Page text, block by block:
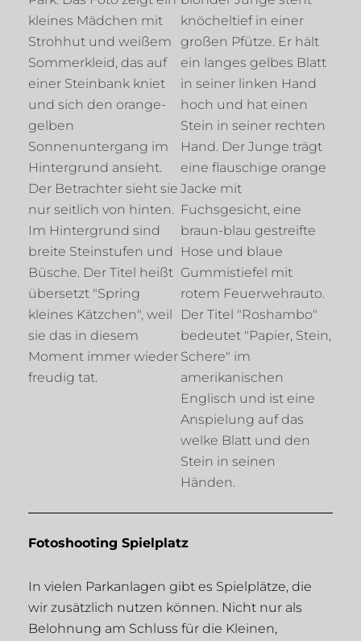
Fotoshooting Spielplatz
In vielen Parkanlagen gibt es Spielplätze, die
wir zusätzlich nutzen können. Nicht nur als
Belohnung am Schluss für die Kleinen,